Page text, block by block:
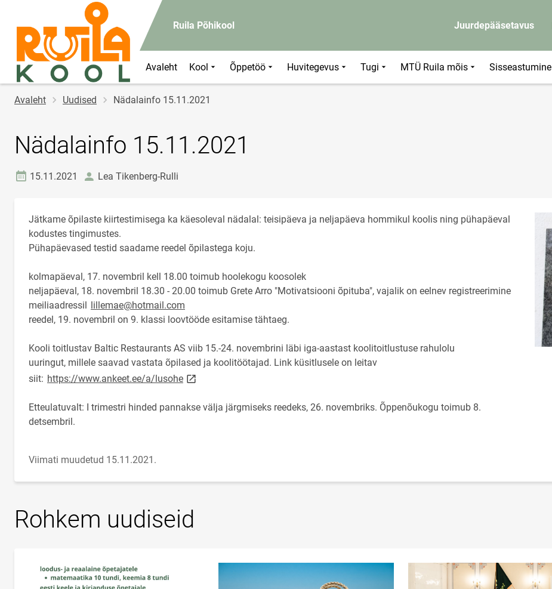
Ruila Põhikool Juurdepääsetavus
Avaleht Kool Õppetöö Huvitegevus Tugi MTÜ Ruila mõis Sisseastumine
Jälglink
Avaleht Uudised Nädalainfo 15.11.2021
Nädalainfo 15.11.2021
Loomise kuupäev
15.11.2021 autorLea Tikenberg-Rulli
Jätkame õpilaste kiirtestimisega ka käesoleval nädalal: teisipäeva ja neljapäeva hommikul koolis ning pühapäeval
kodustes tingimustes.
Pühapäevased testid saadame reedel õpilastega koju.
kolmapäeval, 17. novembril kell 18.00 toimub hoolekogu koosolek
neljapäeval, 18. novembril 18.30 - 20.00 toimub Grete Arro "Motivatsiooni õpituba", vajalik on eelnev registreerimine
meiliaadressil lillemae@hotmail.com
reedel, 19. novembril on 9. klassi loovtööde esitamise tähtaeg.
Kooli toitlustav Baltic Restaurants AS viib 15.-24. novembrini läbi iga-aastast koolitoitlustuse rahulolu
uuringut, millele saavad vastata õpilased ja koolitöötajad. Link küsitlusele on leitav
siit: https://www.ankeet.ee/a/lusohelink opens on new page
Etteulatuvalt: I trimestri hinded pannakse välja järgmiseks reedeks, 26. novembriks. Õppenõukogu toimub 8.
detsembril.
Viimati muudetud 15.11.2021.
Rohkem uudiseid